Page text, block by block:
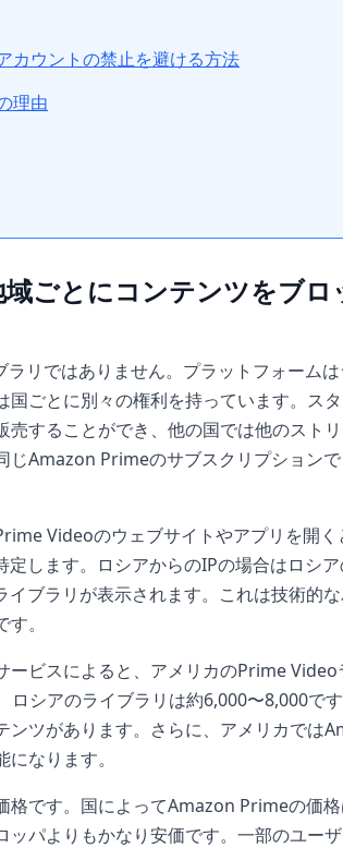
カウントの禁止を避ける方法
理由
ごとにコンテンツをブロ
リではありません。プラットフォーム
ごとに別々の権利を持っています。ス
することができ、他の国では他のスト
じAmazon Primeのサブスクリプション
Videoのウェブサイトやアプリを開く
します。ロシアからのIPの場合はロシ
ブラリが表示されます。これは技術的
。
ービスによると、アメリカのPrime Video
シアのライブラリは約6,000〜8,000で
ンツがあります。さらに、アメリカでは
なります。
格です。国によってAmazon Primeの価
パよりもかなり安価です。一部のユー